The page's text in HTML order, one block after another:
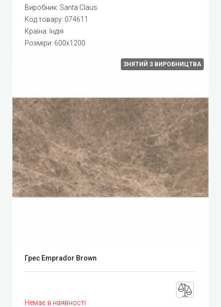
Виробник: Santa Claus
Код товару: 074611
Країна: Індія
Розміри: 600x1200
ЗНЯТИЙ З ВИРОБНИЦТВА
Грес Emprador Brown
Немає в наявності